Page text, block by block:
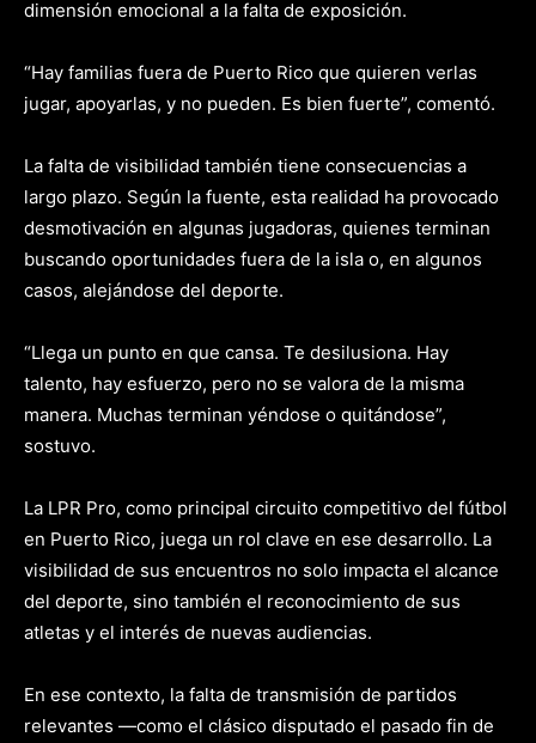
dimensión emocional a la falta de exposición.
“Hay familias fuera de Puerto Rico que quieren verlas
jugar, apoyarlas, y no pueden. Es bien fuerte”, comentó.
La falta de visibilidad también tiene consecuencias a
largo plazo. Según la fuente, esta realidad ha provocado
desmotivación en algunas jugadoras, quienes terminan
buscando oportunidades fuera de la isla o, en algunos
casos, alejándose del deporte.
“Llega un punto en que cansa. Te desilusiona. Hay
talento, hay esfuerzo, pero no se valora de la misma
manera. Muchas terminan yéndose o quitándose”,
sostuvo.
La LPR Pro, como principal circuito competitivo del fútbol
en Puerto Rico, juega un rol clave en ese desarrollo. La
visibilidad de sus encuentros no solo impacta el alcance
del deporte, sino también el reconocimiento de sus
atletas y el interés de nuevas audiencias.
En ese contexto, la falta de transmisión de partidos
relevantes —como el clásico disputado el pasado fin de